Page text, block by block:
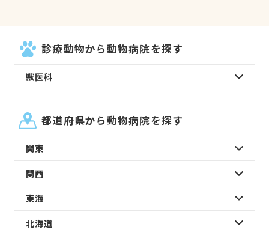
診療動物から動物病院を探す
獣医科
都道府県から動物病院を探す
関東
関西
東海
北海道